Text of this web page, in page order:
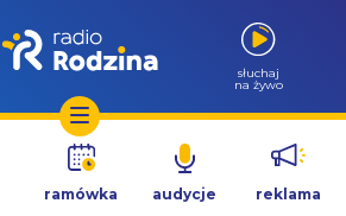
słuchaj
na żywo
ramówka audycje reklama